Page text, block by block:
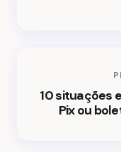
10 situações
Pix ou